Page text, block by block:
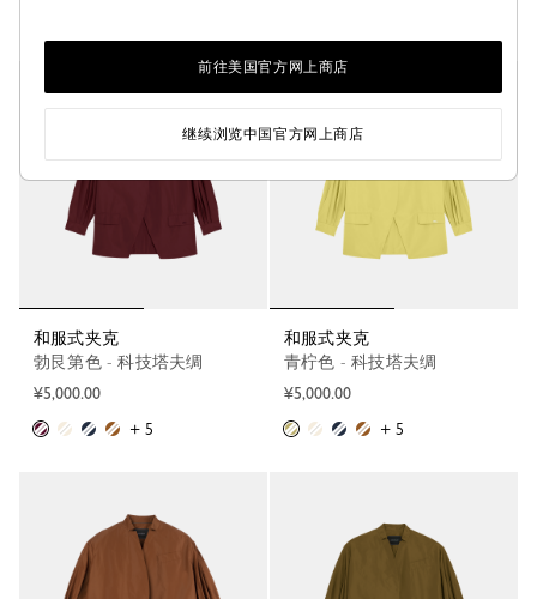
和服式夹克
勃艮第色 - 科技塔夫绸
¥5,000.00
+ 5
和服式夹克
青柠色 - 科技塔夫绸
¥5,000.00
+ 5
前往美国官方网上商店
继续浏览中国官方网上商店